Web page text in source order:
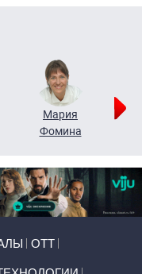
Мария
Фомина
ОТТ